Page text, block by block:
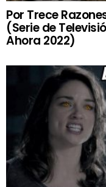
Por Trece
(Serie de
Ahora 2022)